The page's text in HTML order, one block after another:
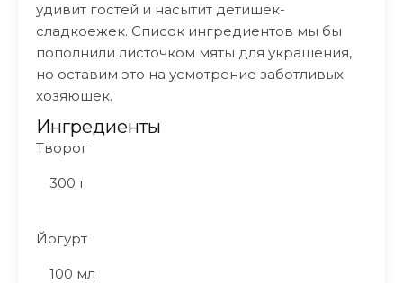
удивит гостей и насытит детишек-
сладкоежек. Список ингредиентов мы бы
пополнили листочком мяты для украшения,
но оставим это на усмотрение заботливых
хозяюшек.
Ингредиенты
Творог
300 г
Йогурт
100 мл